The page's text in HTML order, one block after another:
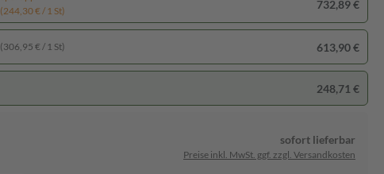
(244,30 € / 1 St)
732,89 €
(306,95 € / 1 St) 613,90 €
248,71 €
sofort lieferbar
Preise inkl. MwSt. ggf. zzgl. Versandkosten